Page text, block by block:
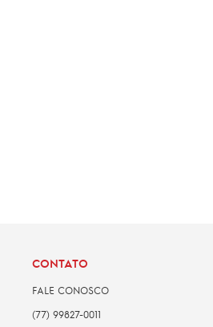
CONTATO
FALE CONOSCO
(77) 99827-0011